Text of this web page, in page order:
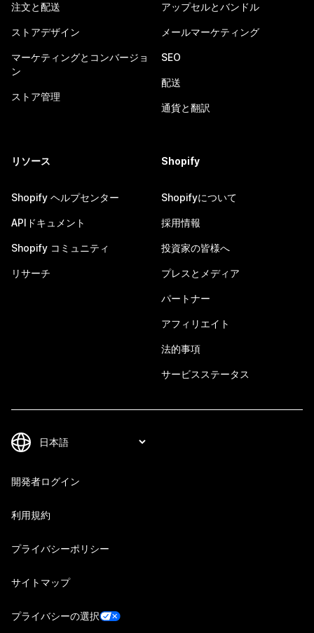
注文と配送
ストアデザイン
マーケティングとコンバージョ
ン
ストア管理
アップセルとバンドル
メールマーケティング
SEO
配送
通貨と翻訳
リソース
Shopify ヘルプセンター
APIドキュメント
Shopify コミュニティ
リサーチ
Shopify
Shopifyについて
採用情報
投資家の皆様へ
プレスとメディア
パートナー
アフィリエイト
法的事項
サービスステータス
開発者ログイン
利用規約
プライバシーポリシー
サイトマップ
プライバシーの選択